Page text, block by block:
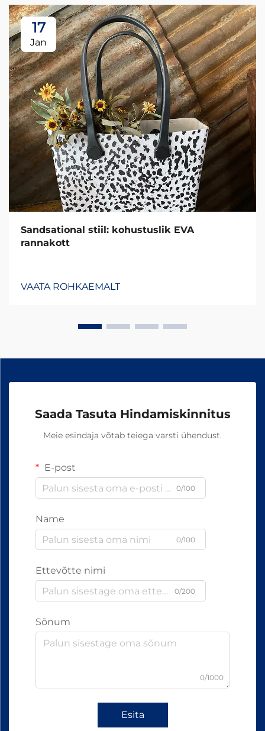
17
Jan
Sandsational stiil: kohustuslik EVA
rannakott
VAATA ROHKAEMALT
Saada Tasuta Hindamiskinnitus
Meie esindaja võtab teiega varsti ühendust.
E-post
0/100
Name
0/100
Ettevõtte nimi
0/200
Sõnum
0/1000
Esita